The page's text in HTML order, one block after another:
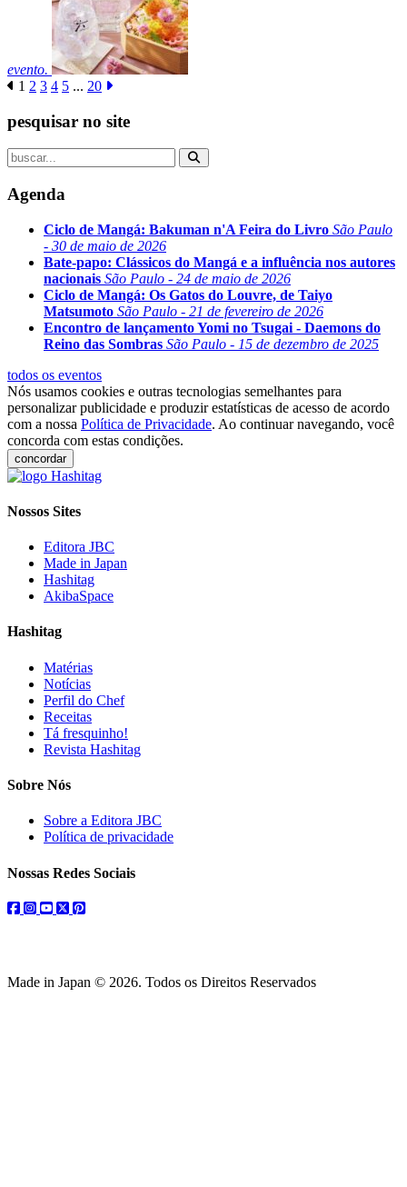
evento.
1 2 3 4 5 ... 20
pesquisar no site
Agenda
Ciclo de Mangá: Bakuman n'A Feira do Livro São Paulo
- 30 de maio de 2026
Bate-papo: Clássicos do Mangá e a influência nos autores
nacionais São Paulo - 24 de maio de 2026
Ciclo de Mangá: Os Gatos do Louvre, de Taiyo
Matsumoto São Paulo - 21 de fevereiro de 2026
Encontro de lançamento Yomi no Tsugai - Daemons do
Reino das Sombras São Paulo - 15 de dezembro de 2025
todos os eventos
Nós usamos cookies e outras tecnologias semelhantes para
personalizar publicidade e produzir estatísticas de acesso de acordo
com a nossa Política de Privacidade. Ao continuar navegando, você
concorda com estas condições.
concordar
Nossos Sites
Editora JBC
Made in Japan
Hashitag
AkibaSpace
Hashitag
Matérias
Notícias
Perfil do Chef
Receitas
Tá fresquinho!
Revista Hashitag
Sobre Nós
Sobre a Editora JBC
Política de privacidade
Nossas Redes Sociais
facebook
instagram
youtube
twitterpinterest
Made in Japan © 2026. Todos os Direitos Reservados